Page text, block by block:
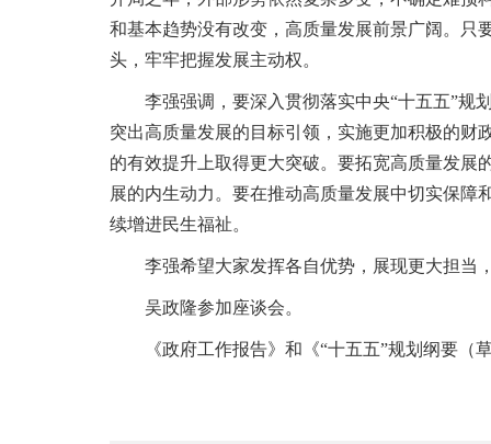
和基本趋势没有改变，高质量发展前景广阔。只
头，牢牢把握发展主动权。
李强强调，要深入贯彻落实中央“十五五”规划
突出高质量发展的目标引领，实施更加积极的财
的有效提升上取得更大突破。要拓宽高质量发展
展的内生动力。要在推动高质量发展中切实保
续增进民生福祉。
李强希望大家发挥各自优势，展现更大担当，
吴政隆参加座谈会。
《政府工作报告》和《“十五五”规划纲要（